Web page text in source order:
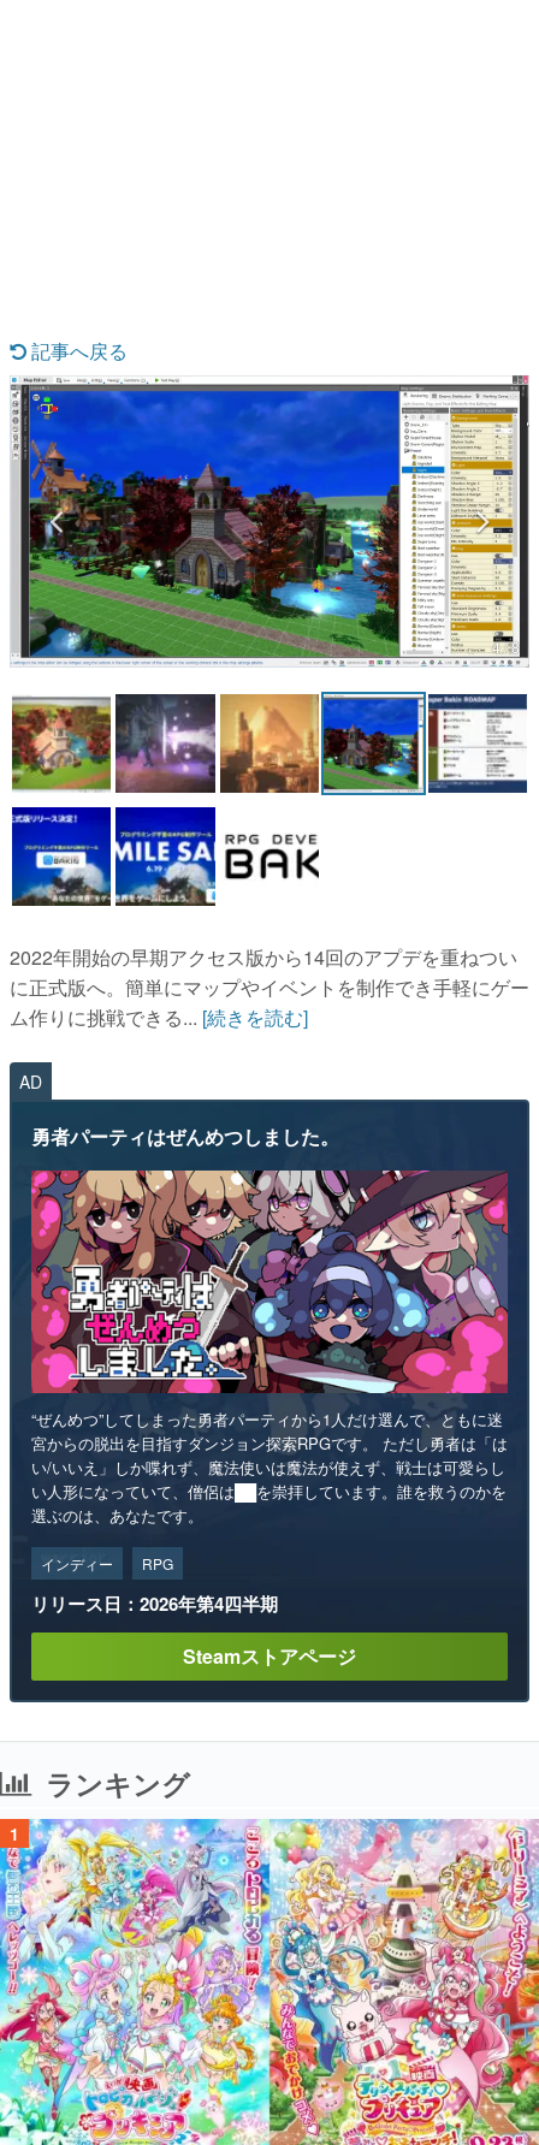
「経験値」「裏技」「ラスボス」… ゲームにまつわる言葉
の起源や用法の変遷を、コンピューター文化史研究家・タ
イニーP氏が徹底調査。
カテゴリ
特集記事
マンガ
女性向け
アプリレビュー
その他
電ファミニコゲーマーとは？
運営：株式会社マレ
4 / 8
2022年開始の早期アクセス版から14回のアプデを重ねつい
に正式版へ。簡単にマップやイベントを制作でき手軽にゲー
AD
“ぜんめつ”してしまった勇者パーティから1人だけ選んで、ともに迷
宮からの脱出を目指すダンジョン探索RPGです。 ただし勇者は「は
い/いいえ」しか喋れず、魔法使いは魔法が使えず、戦士は可愛らし
い人形になっていて、僧侶は██を崇拝しています。誰を救うのかを
選ぶのは、あなたです。
インディー RPG
リリース日：2026年第4四半期
ランキング
1
【無料】プリキュア映画4作品がTVerで新たに配信スタート！なんと2018